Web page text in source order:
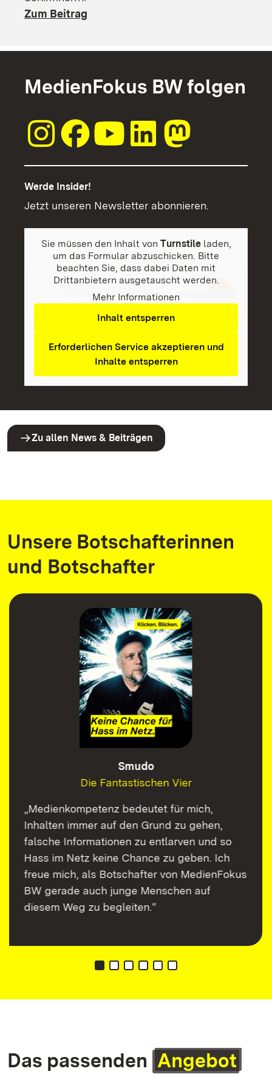
Zum Beitrag
MedienFokus BW folgen
Werde Insider!
Jetzt unseren Newsletter abonnieren.
Sie müssen den Inhalt von Turnstileladen,
um das Formular abzuschicken. Bitte
beachten Sie, dass dabei Daten mit
Drittanbietern ausgetauscht werden.
Mehr Informationen
Inhalt entsperren
Erforderlichen Service akzeptieren und
Inhalte entsperren
Zu allen News & Beiträgen
Unsere Botschafterinnen
und Botschafter
Smudo
Die Fantastischen Vier
„Medienkompetenz bedeutet für mich,
Inhalten immer auf den Grund zu gehen,
falsche Informationen zu entlarven und so
Hass im Netz keine Chance zu geben. Ich
freue mich, als Botschafter von MedienFokus
BW gerade auch junge Menschen auf
diesem Weg zu begleiten.“
Das passenden Angebot